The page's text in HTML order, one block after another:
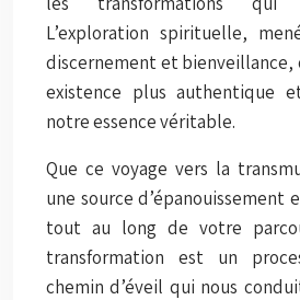
L’exploration spirituelle,
discernement et bienveillance,
existence plus authentique
notre essence véritable.
Que ce voyage vers la
une source d’épanouissement
tout au long de votre
transformation est un
chemin d’éveil qui nous